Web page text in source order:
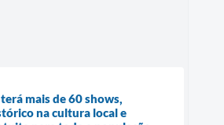
mais de 60 shows,
na cultura local e